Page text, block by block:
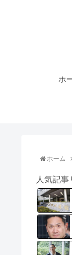
ホ
ホーム
人気記